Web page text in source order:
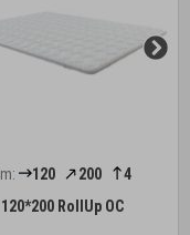
120 200
4
120*200 RollUp OC